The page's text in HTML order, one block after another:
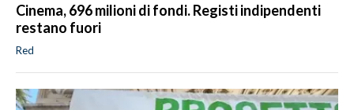
Cinema, 696 milioni di fondi. Registi indipendenti
restano fuori
Red